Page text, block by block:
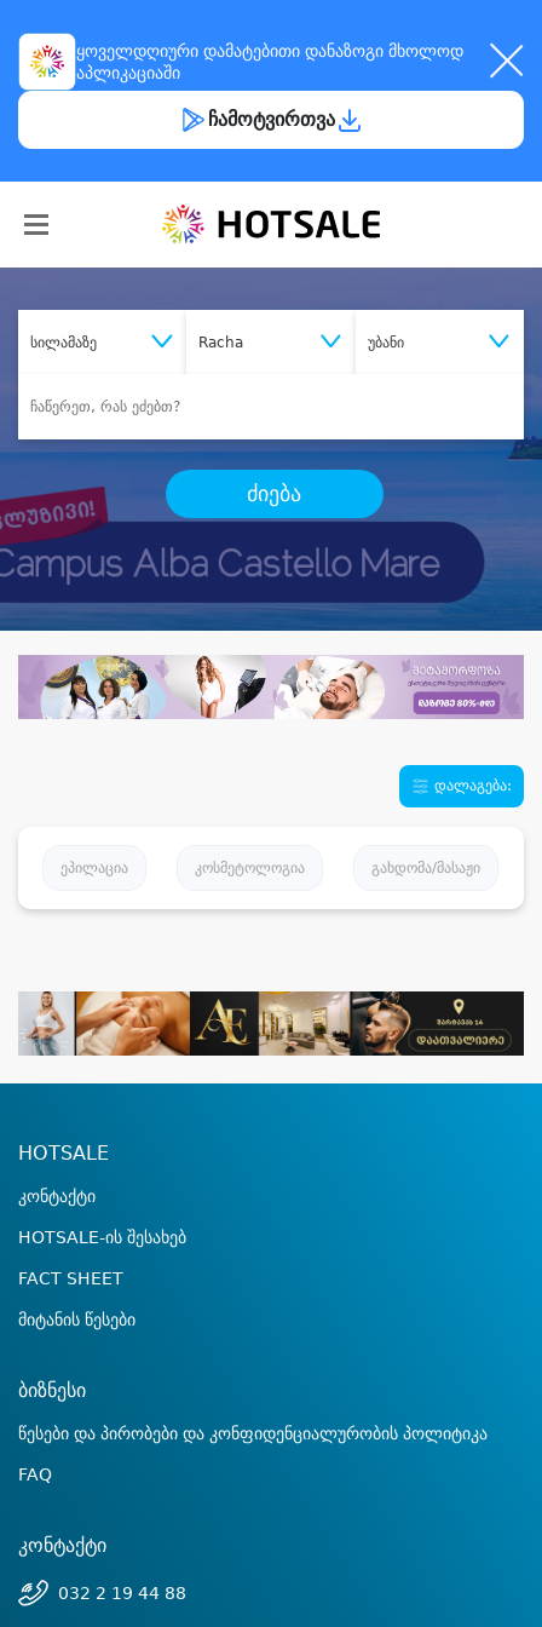
ყოველდღიური დამატებითი დანაზოგი მხოლოდ
აპლიკაციაში
ჩამოტვირთვა
სილამაზე Racha უბანი
ძიება
დალაგება:
ეპილაცია კოსმეტოლოგია გახდომა/მასაჟი
HOTSALE
კონტაქტი
HOTSALE-ის შესახებ
FACT SHEET
მიტანის წესები
ბიზნესი
წესები და პირობები და კონფიდენციალურობის პოლიტიკა
FAQ
კონტაქტი
032 2 19 44 88